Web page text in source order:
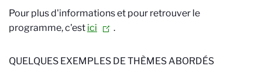
Pour plus d'informations et pour retrouver le
programme, c'est ici .
QUELQUES EXEMPLES DE THÈMES ABORDÉS